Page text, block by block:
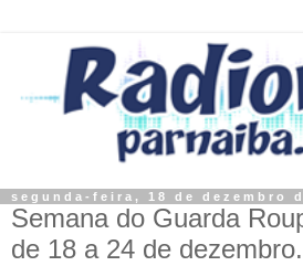
segunda-feira, 18 de dezembro
Semana do Guarda
de 18 a 24 de dezembro.